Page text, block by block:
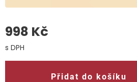
998 Kč
Přidat do košíku